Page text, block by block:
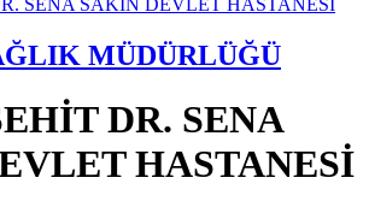
MÜDÜRLÜĞÜ
DR. SENA
HASTANESİ